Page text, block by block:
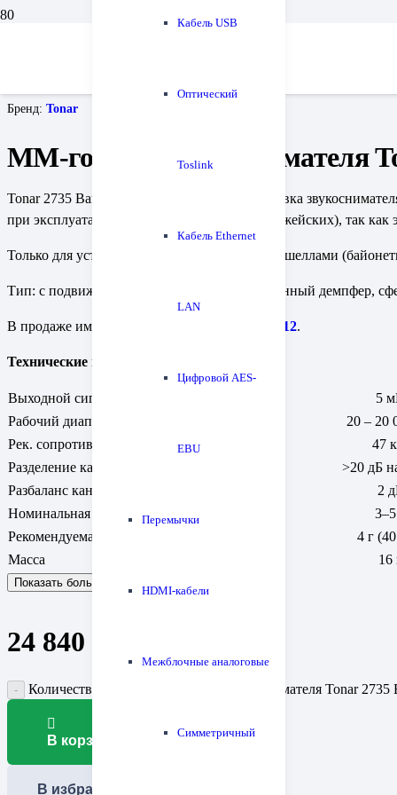
Кабель USB
Оптический
Toslink
Кабель Ethernet
LAN
Цифровой AES-
EBU
Перемычки
HDMI-кабели
Межблочные аналоговые
Симметричный
Бренд: Tonar
ММ-головка звукоснимателя
Tonar 2735 Banana Disco — ди-джейская головка
при эксплуатации обычных головок (не ди-джейских), так как
Только для установки в тонарм со сменными шеллами
Тип: с подвижным магнитом (ММ). Упрочненный демпфер,
В продаже имеются запасные иглы: Tonar 1812.
Технические параметры
Выходной сигнал
5
Рабочий диапазон частот
20 – 20
Рек. сопротивление нагрузки
47
Разделение каналов
>20 дБ
Разбаланс каналов
2
Номинальная прижимная сила
Рекомендуемая прижимная сила
4 г
Масса
16
Показать больше
24 840
Количество товара ММ-головка звукоснимателя Tonar 2735
В корзину
В избранное